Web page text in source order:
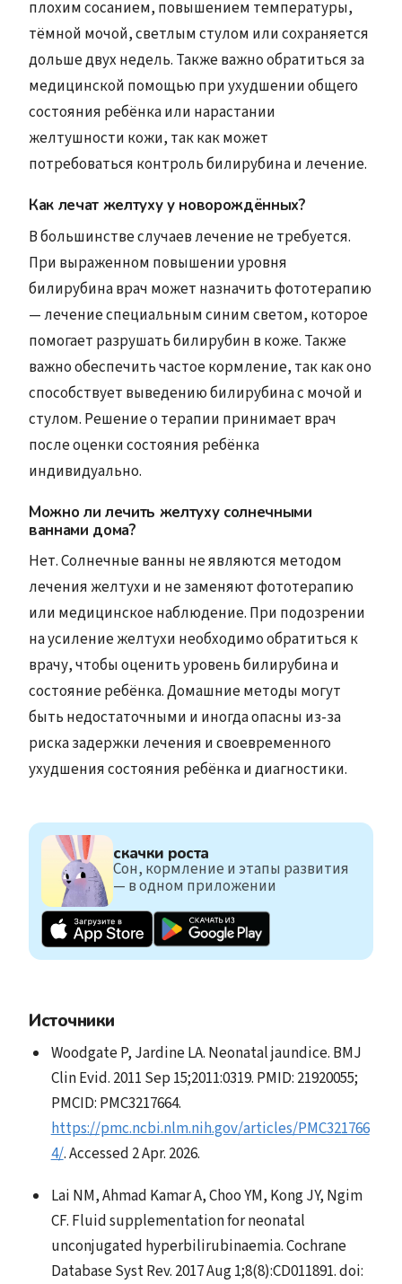
плохим сосанием, повышением температуры,
тёмной мочой, светлым стулом или сохраняется
дольше двух недель. Также важно обратиться за
медицинской помощью при ухудшении общего
состояния ребёнка или нарастании
желтушности кожи, так как может
потребоваться контроль билирубина и лечение.
Как лечат желтуху у новорождённых?
В большинстве случаев лечение не требуется.
При выраженном повышении уровня
билирубина врач может назначить фототерапию
— лечение специальным синим светом, которое
помогает разрушать билирубин в коже. Также
важно обеспечить частое кормление, так как оно
способствует выведению билирубина с мочой и
стулом. Решение о терапии принимает врач
после оценки состояния ребёнка
индивидуально.
Можно ли лечить желтуху солнечными
ваннами дома?
Нет. Солнечные ванны не являются методом
лечения желтухи и не заменяют фототерапию
или медицинское наблюдение. При подозрении
на усиление желтухи необходимо обратиться к
врачу, чтобы оценить уровень билирубина и
состояние ребёнка. Домашние методы могут
быть недостаточными и иногда опасны из-за
риска задержки лечения и своевременного
ухудшения состояния ребёнка и диагностики.
скачки роста
Сон, кормление и этапы развития
— в одном приложении
Источники
Woodgate P, Jardine LA. Neonatal jaundice. BMJ
Clin Evid. 2011 Sep 15;2011:0319. PMID: 21920055;
PMCID: PMC3217664.
https://pmc.ncbi.nlm.nih.gov/articles/PMC321766
4/. Accessed 2 Apr. 2026.
Lai NM, Ahmad Kamar A, Choo YM, Kong JY, Ngim
CF. Fluid supplementation for neonatal
unconjugated hyperbilirubinaemia. Cochrane
Database Syst Rev. 2017 Aug 1;8(8):CD011891. doi: